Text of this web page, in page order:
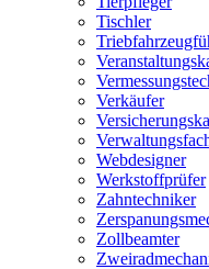
Tischler
Verkäufer
Webdesigner
Werkstoffprüfer
Zahntechniker
Zollbeamter